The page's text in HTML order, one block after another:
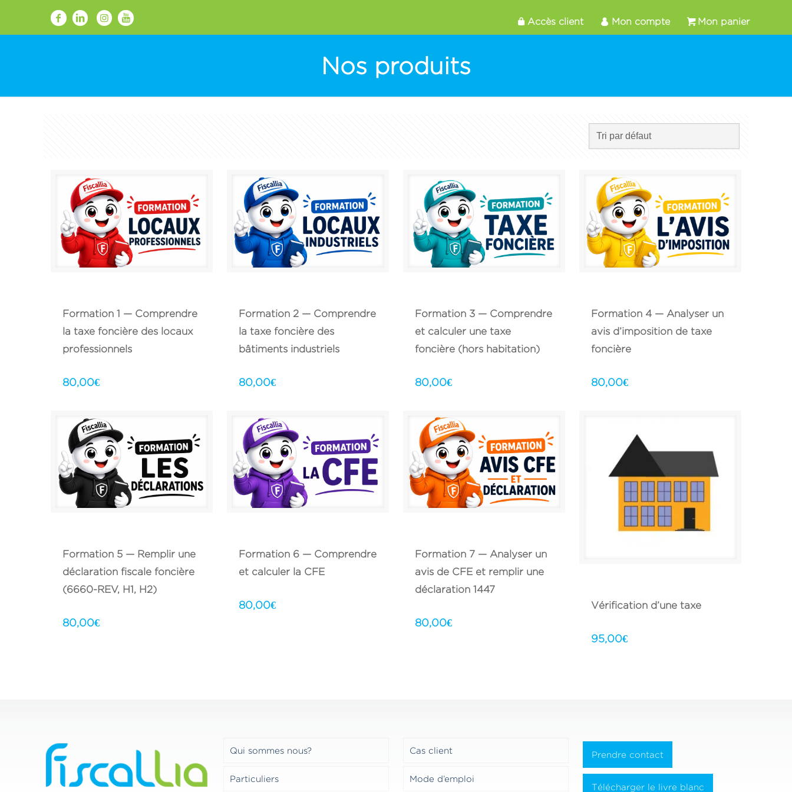
Accès client Mon compte Mon panier
Nos produits
Formation 1 — Comprendre
la taxe foncière des locaux
professionnels
80,00€
Formation 2 — Comprendre
la taxe foncière des
bâtiments industriels
80,00€
Formation 3 — Comprendre
et calculer une taxe
foncière (hors habitation)
80,00€
Formation 4 — Analyser un
avis d’imposition de taxe
foncière
80,00€
Formation 5 — Remplir une
déclaration fiscale foncière
(6660-REV, H1, H2)
80,00€
Formation 6 — Comprendre
et calculer la CFE
80,00€
Formation 7 — Analyser un
avis de CFE et remplir une
déclaration 1447
80,00€
Vérification d’une taxe
95,00€
Qui sommes nous?
Particuliers
Cas client
Mode d’emploi
Prendre contact
Télécharger le livre blanc